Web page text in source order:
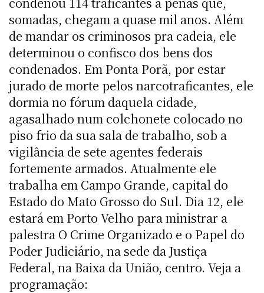
somadas, chegam a quase mil anos. Além
de mandar os criminosos pra cadeia, ele
determinou o confisco dos bens dos
condenados. Em Ponta Porã, por estar
jurado de morte pelos narcotraficantes, ele
dormia no fórum daquela cidade,
agasalhado num colchonete colocado no
piso frio da sua sala de trabalho, sob a
vigilância de sete agentes federais
fortemente armados. Atualmente ele
trabalha em Campo Grande, capital do
Estado do Mato Grosso do Sul. Dia 12, ele
estará em Porto Velho para ministrar a
palestra O Crime Organizado e o Papel do
Poder Judiciário, na sede da Justiça
Federal, na Baixa da União, centro. Veja a
programação: